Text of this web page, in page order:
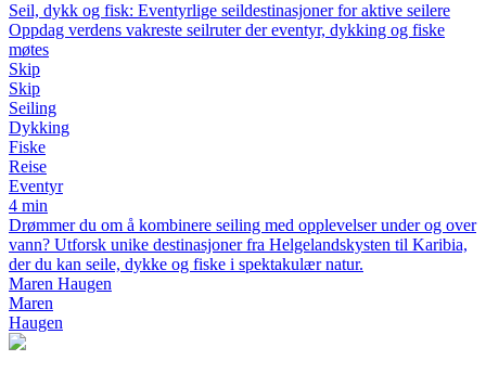
Seil, dykk og fisk: Eventyrlige seildestinasjoner for aktive seilere
Oppdag verdens vakreste seilruter der eventyr, dykking og fiske
møtes
Skip
Skip
Seiling
Dykking
Fiske
Reise
Eventyr
4 min
Drømmer du om å kombinere seiling med opplevelser under og over
vann? Utforsk unike destinasjoner fra Helgelandskysten til Karibia,
der du kan seile, dykke og fiske i spektakulær natur.
Maren Haugen
Maren
Haugen